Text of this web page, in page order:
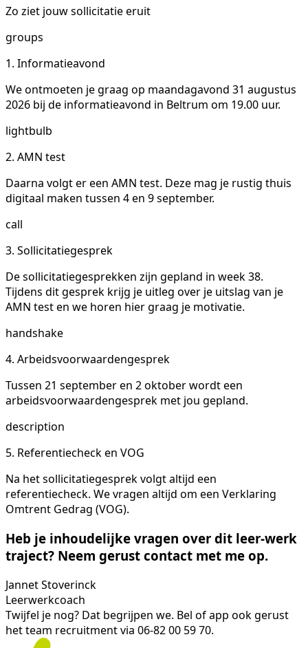
Zo ziet jouw sollicitatie eruit
groups
1. Informatieavond
We ontmoeten je graag op maandagavond 31 augustus
2026 bij de informatieavond in Beltrum om 19.00 uur.
lightbulb
2. AMN test
Daarna volgt er een AMN test. Deze mag je rustig thuis
digitaal maken tussen 4 en 9 september.
call
3. Sollicitatiegesprek
De sollicitatiegesprekken zijn gepland in week 38.
Tijdens dit gesprek krijg je uitleg over je uitslag van je
AMN test en we horen hier graag je motivatie.
handshake
4. Arbeidsvoorwaardengesprek
Tussen 21 september en 2 oktober wordt een
arbeidsvoorwaardengesprek met jou gepland.
description
5. Referentiecheck en VOG
Na het sollicitatiegesprek volgt altijd een
referentiecheck. We vragen altijd om een Verklaring
Omtrent Gedrag (VOG).
Heb je inhoudelijke vragen over dit leer-werk
traject? Neem gerust contact met me op.
Jannet Stoverinck
Leerwerkcoach
Twijfel je nog? Dat begrijpen we. Bel of app ook gerust
het team recruitment via 06-82 00 59 70.